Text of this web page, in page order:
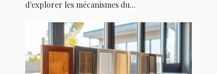
d'explorer les mécanismes du...